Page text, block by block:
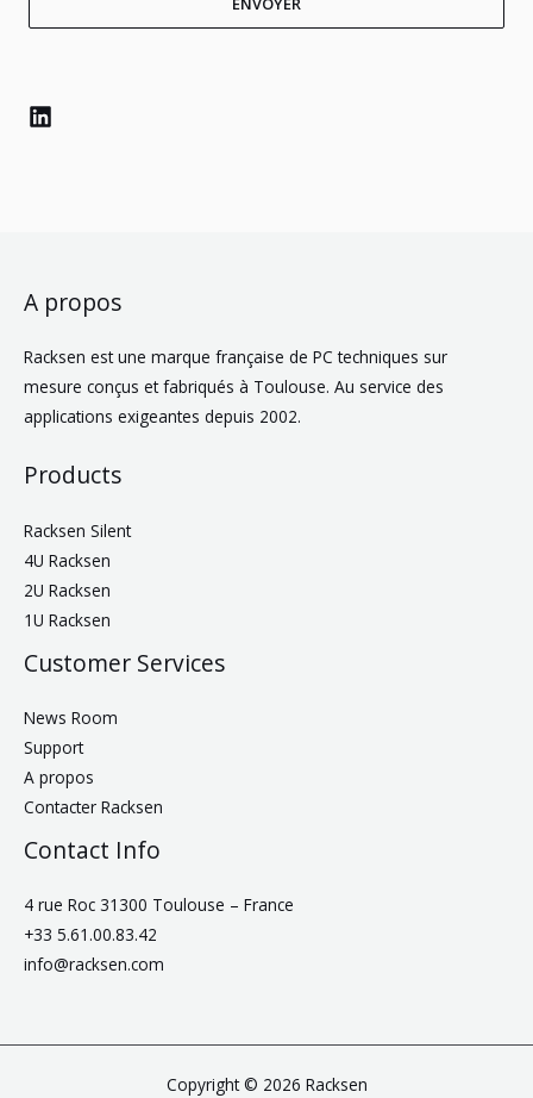
L
i
A propos
Racksen est une marque française de PC techniques sur
mesure conçus et fabriqués à Toulouse. Au service des
applications exigeantes depuis 2002.
Products
Racksen Silent
4U Racksen
2U Racksen
1U Racksen
Customer Services
News Room
Support
A propos
Contacter Racksen
Contact Info
4 rue Roc 31300 Toulouse – France
+33 5.61.00.83.42
info@racksen.com
Copyright © 2026 Racksen